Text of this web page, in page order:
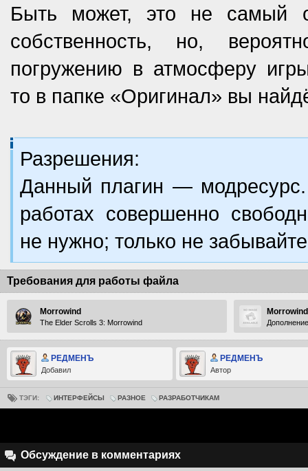
Быть может, это не самый
собственность, но,
погружению в атмосферу
то в папке «Оригинал» вы
Разрешения:
Данный плагин —
работах совершенно
не нужно; только не
Требования для работы файла
Morrowind
The Elder Scrolls 3: Morrowind
РЕДМЕНЪ
Добавил
РЕДМЕНЪ
Автор
ТЭГИ: ИНТЕРФЕЙСЫ РАЗНОЕ РАЗРАБОТЧИКАМ
Обсуждение в комментариях